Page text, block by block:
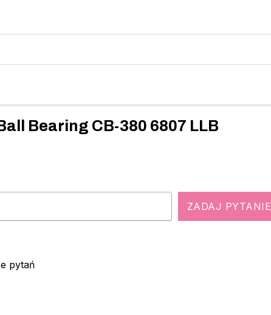
Bearing CB-380 6807 LLB
ZADAJ PYTANIE
pytań